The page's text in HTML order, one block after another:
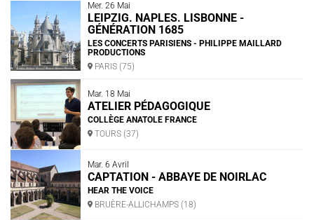
Mer. 26 Mai
LEIPZIG. NAPLES. LISBONNE -
GÉNÉRATION 1685
LES CONCERTS PARISIENS - PHILIPPE MAILLARD
PRODUCTIONS
PARIS (75)
Mar. 18 Mai
ATELIER PÉDAGOGIQUE
COLLÈGE ANATOLE FRANCE
TOURS (37)
Mar. 6 Avril
CAPTATION - ABBAYE DE NOIRLAC
HEAR THE VOICE
BRUÈRE-ALLICHAMPS (18)